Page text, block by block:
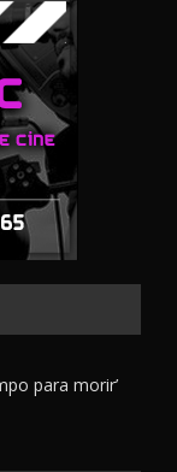
para morir’